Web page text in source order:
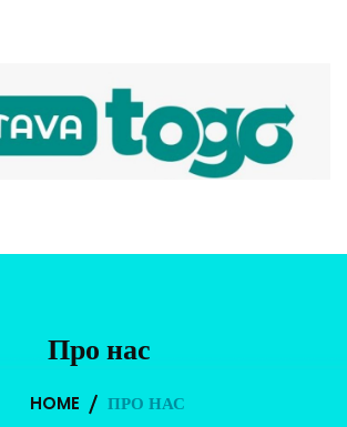
Про нас
HOME ПРО НАС